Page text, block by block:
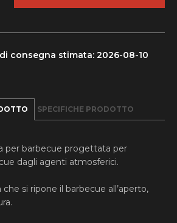
consegna stimata: 2026-08-10
SPECIFICHE PRODOTTO
per barbecue progettata per
dagli agenti atmosferici.
si ripone il barbecue all’aperto,